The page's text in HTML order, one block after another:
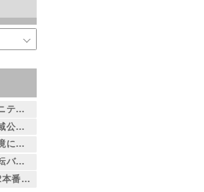
【愛知県小牧市】コミュニティバスへの導入を見据えた自動運転バスの検証を実施
【横浜市】持続可能な地域公共交通の実現に向けて 自動運転EVバスの実証実験を実施 ～相鉄線二俣川駅から左近山団地間を運行～
【北海道千歳市】冬季環境における自動運転バス運行の取り組みについて
【三重県桑名市】自動運転バスの 社会実装を見据えた安全性検証の取り組みについて
【三重県桑名市】レベル2本番走行の実施について — レベル4社会実装を見据えた段階的な取り組み —